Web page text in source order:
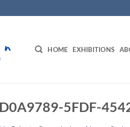
HOME EXHIBITIONS
5FDF-